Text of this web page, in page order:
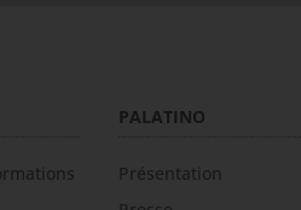
PALATINO
Présentation